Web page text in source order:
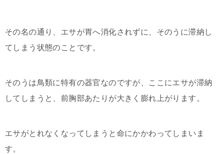
その名の通り、エサが胃へ消化されずに、そのうに滞納し
てしまう状態のことです。
そのうは鳥類に特有の器官なのですが、ここにエサが滞納
してしまうと、前胸部あたりが大きく膨れ上がります。
エサがとれなくなってしまうと命にかかわってしまいま
す。